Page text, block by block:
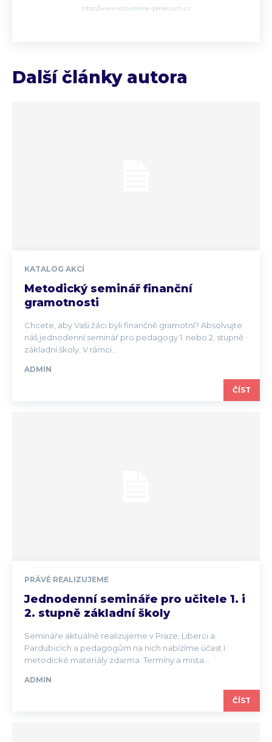
http://www.rozumime-penezum.cz
Další články autora
KATALOG AKCÍ
Metodický seminář finanční
gramotnosti
Chcete, aby Vaši žáci byli finančně gramotní? Absolvujte
náš jednodenní seminář pro pedagogy 1. nebo 2. stupně
základní školy. V rámci...
ADMIN
ČÍST
PRÁVĚ REALIZUJEME
Jednodenní semináře pro učitele 1. i
2. stupně základní školy
Semináře aktuálně realizujeme v Praze, Liberci a
Pardubicích a pedagogům na nich nabízíme účast i
metodické materiály zdarma. Termíny a místa...
ADMIN
ČÍST